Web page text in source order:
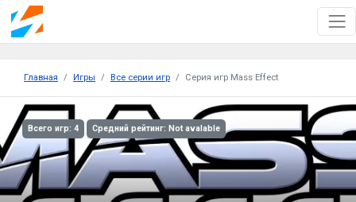
Главная Игры Все серии игр Серия игр Mass Effect
Всего игр: 4 Средний рейтинг: Not avalable